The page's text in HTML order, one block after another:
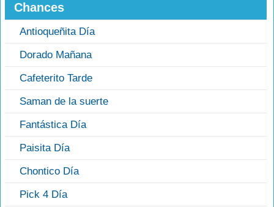
Chances
Antioqueñita Día
Dorado Mañana
Cafeterito Tarde
Saman de la suerte
Fantástica Día
Paisita Día
Chontico Día
Pick 4 Día